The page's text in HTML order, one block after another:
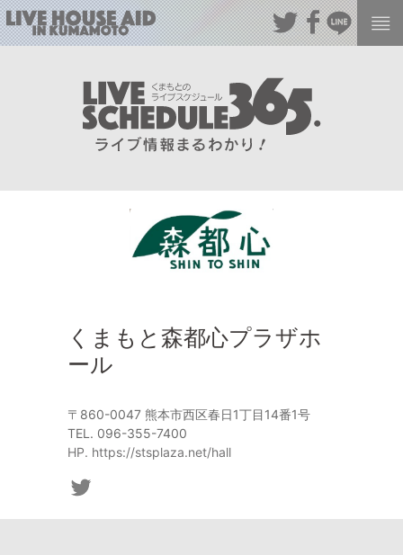
くまもと森都心プラザホ
ール
〒860-0047 熊本市西区春日1丁目14番1号
TEL. 096-355-7400
HP. https://stsplaza.net/hall